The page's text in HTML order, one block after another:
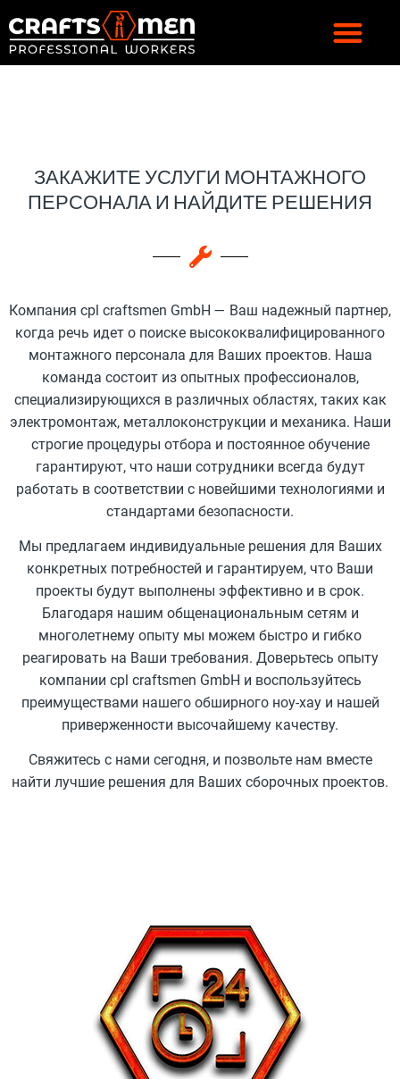
ЗАКАЖИТЕ УСЛУГИ МОНТАЖНОГО
ПЕРСОНАЛА И НАЙДИТЕ РЕШЕНИЯ
Компания cpl craftsmen GmbH — Ваш надежный партнер,
когда речь идет о поиске высококвалифицированного
монтажного персонала для Ваших проектов. Наша
команда состоит из опытных профессионалов,
специализирующихся в различных областях, таких как
электромонтаж, металлоконструкции и механика. Наши
строгие процедуры отбора и постоянное обучение
гарантируют, что наши сотрудники всегда будут
работать в соответствии с новейшими технологиями и
стандартами безопасности.
Мы предлагаем индивидуальные решения для Ваших
конкретных потребностей и гарантируем, что Ваши
проекты будут выполнены эффективно и в срок.
Благодаря нашим общенациональным сетям и
многолетнему опыту мы можем быстро и гибко
реагировать на Ваши требования. Доверьтесь опыту
компании cpl craftsmen GmbH и воспользуйтесь
преимуществами нашего обширного ноу-хау и нашей
приверженности высочайшему качеству.
Свяжитесь с нами сегодня, и позвольте нам вместе
найти лучшие решения для Ваших сборочных проектов.